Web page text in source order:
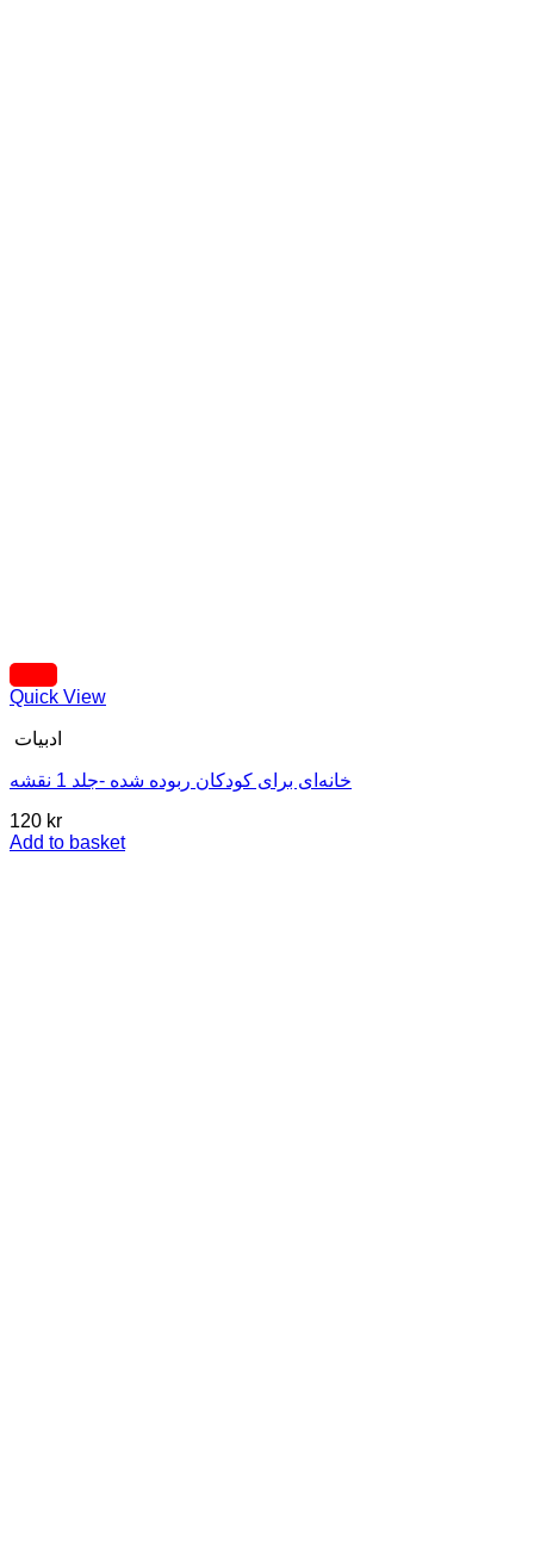
Quick View
ادبیات
خانه‌ای برای کودکان ربوده شده -جلد 1 نقشه
120 kr
Add to basket